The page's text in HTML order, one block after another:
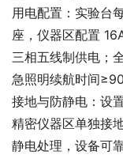
用电配置：实验台
座，仪器区配置
三相五线制供电；
急照明续航时间≥90
接地与防静电：设
精密仪器区单独接
静电处理，设备可